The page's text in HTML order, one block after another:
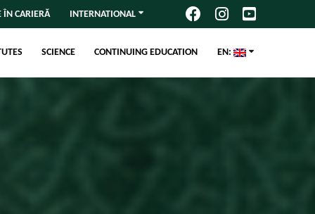
ÎN CARIERĂ INTERNATIONAL
SCIENCE CONTINUING EDUCATION EN: